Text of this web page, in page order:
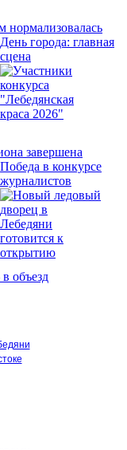
нормализовалась
День города: главная
сцена
завершена
Победа в конкурсе
журналистов
объезд